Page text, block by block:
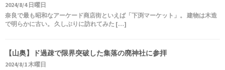
2024/8/4 日曜日
奈良で最も昭和なアーケード商店街といえば「下渕マーケット」。 建物は木造
で明らかに古い。 久しぶりに訪れてみた […]
【山奥】ド過疎で限界突破した集落の廃神社に参拝
2024/8/1 木曜日